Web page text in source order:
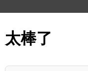
太棒了